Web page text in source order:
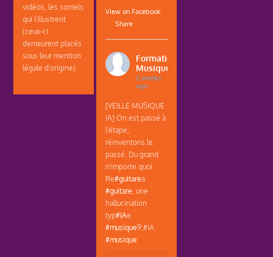
vidéos, les soniels
qui l'illustrent
(ceux-ci
demeurent placés
sous leur mention
légale d'origine).
View on Facebook
·
Share
Formations
Musique
2 weeks
ago
[VEILLE MUSIQUE
IA] On est passé à
l'étape,
réinventons le
passé. Du grand
n'importe quoi.
Re#guitarea
#guitare , une
hallucination
typ#IAe
#musique9;#IA.
#musique